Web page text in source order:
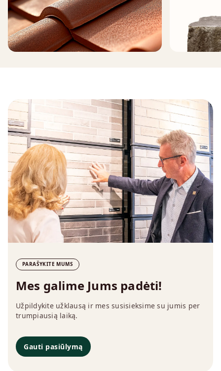
PARAŠYKITE MUMS
Mes galime Jums padėti!
Užpildykite užklausą ir mes susisieksime su jumis per
trumpiausią laiką.
Gauti pasiūlymą